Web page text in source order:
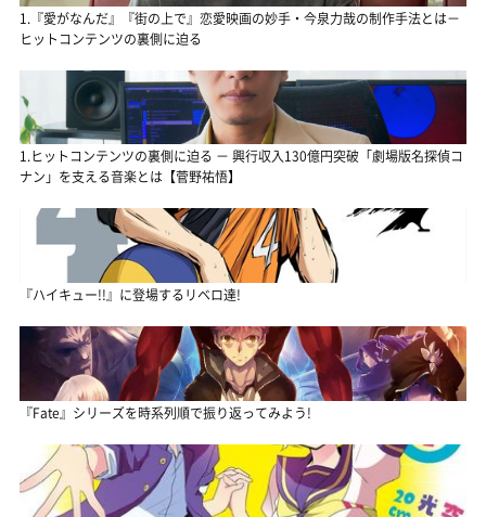
1.『愛がなんだ』『街の上で』恋愛映画の妙手・今泉力哉の制作手法とは－
ヒットコンテンツの裏側に迫る
1.ヒットコンテンツの裏側に迫る － 興行収入130億円突破「劇場版名探偵コ
ナン」を支える音楽とは【菅野祐悟】
『ハイキュー!!』に登場するリベロ達!
『Fate』シリーズを時系列順で振り返ってみよう!